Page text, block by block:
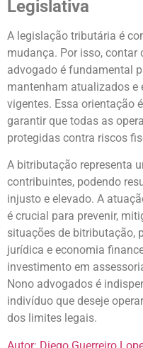
Legislativa
A legislação tributária é
mudança. Por isso,
advogado é fundamental
mantenham atualizados
vigentes. Essa orientação
garantir que todas as
protegidas contra riscos
A bitributação representa
contribuintes, podendo
injusto e elevado. A
é crucial para prevenir,
situações de bitributação,
jurídica e economia
investimento em
Nono advogados é
indivíduo que deseje
dos limites legais.